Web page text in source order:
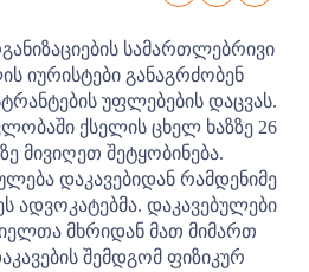
სამართლებრივი
იურისტები განაგრძობენ
უფლებების დაცვას.
ქსელის ცხელ ხაზზე 26
მივიღეთ შეტყობინება.
დაკავებიდან რამდენიმე
ადვოკატებმა. დაკავებულები
მხრიდან მათ მიმართ
შემდგომ ფიზიკურ